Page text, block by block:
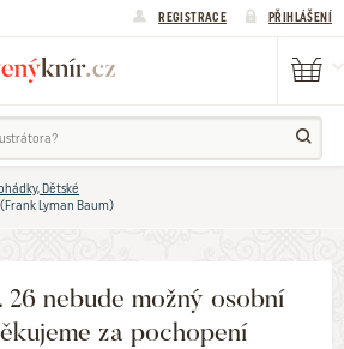
REGISTRACE PŘIHLÁŠENÍ
Dětské
Lyman Baum)
nebude možný osobní
za pochopení